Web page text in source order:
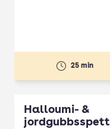
25 min
Halloumi- &
jordgubbsspett